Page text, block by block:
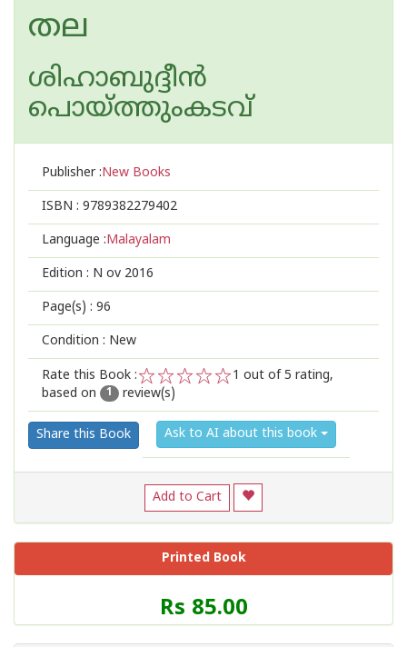
തല
ശിഹാബുദ്ദീന്‍
പൊയ്ത്തുംകടവ്
Publisher :New Books
ISBN : 9789382279402
Language :Malayalam
Edition : N ov 2016
Page(s) : 96
Condition : New
Rate this Book :
2
1
1 out of 5 rating,
based on
1 review(s)
Share this Book Ask to AI about this book
Add to Cart
Printed Book
Price
of
Rs 85.00